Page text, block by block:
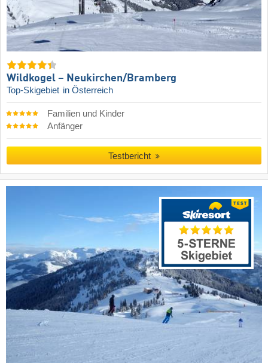
Wildkogel – Neukirchen/​Bramberg
Top-Skigebiet in Österreich
Familien und Kinder
Anfänger
Testbericht